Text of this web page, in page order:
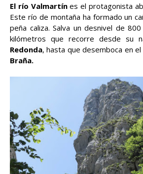
El río Valmartínes el protagonista
Este río de montaña ha formado un
peña caliza. Salva un desnivel de
kilómetros que recorre desde su
Redonda, hasta que desemboca en el
Braña.